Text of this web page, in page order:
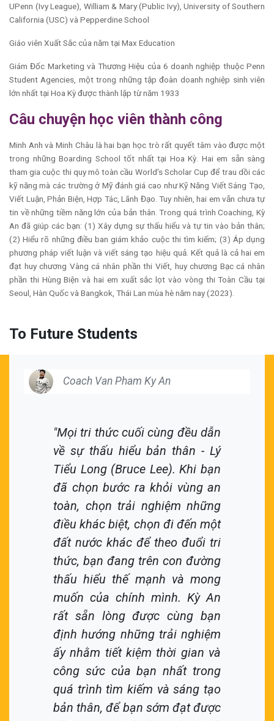
UPenn (Ivy League), William & Mary (Public Ivy), University of Southern
California (USC) và Pepperdine School
Giáo viên Xuất Sắc của năm tại Max Education
Giám Đốc Marketing và Thương Hiệu của 6 doanh nghiệp thuộc Penn
Student Agencies, một trong những tập đoàn doanh nghiệp sinh viên
lớn nhất tại Hoa Kỳ được thành lập từ năm 1933
Câu chuyện học viên thành công
Minh Anh và Minh Châu là hai bạn học trò rất quyết tâm vào được một
trong những Boarding School tốt nhất tại Hoa Kỳ. Hai em sẵn sàng
tham gia cuộc thi quy mô toàn cầu World's Scholar Cup để trau dồi các
kỹ năng mà các trường ở Mỹ đánh giá cao như Kỹ Năng Viết Sáng Tạo,
Viết Luận, Phản Biện, Hợp Tác, Lãnh Đạo. Tuy nhiên, hai em vẫn chưa tự
tin về những tiềm năng lớn của bản thân. Trong quá trình Coaching, Kỳ
An đã giúp các bạn: (1) Xây dựng sự thấu hiểu và tự tin vào bản thân;
(2) Hiểu rõ những điều ban giám khảo cuộc thi tìm kiếm; (3) Áp dụng
phương pháp viết luận và viết sáng tạo hiệu quả. Kết quả là cả hai em
đạt huy chương Vàng cá nhân phần thi Viết, huy chương Bạc cá nhân
phần thi Hùng Biện và hai em xuất sắc lọt vào vòng thi Toàn Cầu tại
Seoul, Hàn Quốc và Bangkok, Thái Lan mùa hè năm nay (2023).
To Future Students
Coach Van Pham Ky An
"Mọi tri thức cuối cùng đều dẫn
về sự thấu hiểu bản thân - Lý
Tiểu Long (Bruce Lee). Khi bạn
đã chọn bước ra khỏi vùng an
toàn, chọn trải nghiệm những
điều khác biệt, chọn đi đến một
đất nước khác để theo đuổi tri
thức, bạn đang trên con đường
thấu hiểu thế mạnh và mong
muốn của chính mình. Kỳ An
rất sẵn lòng được cùng bạn
định hướng những trải nghiệm
ấy nhằm tiết kiệm thời gian và
công sức của bạn nhất trong
quá trình tìm kiếm và sáng tạo
bản thân, để bạn sớm đạt được